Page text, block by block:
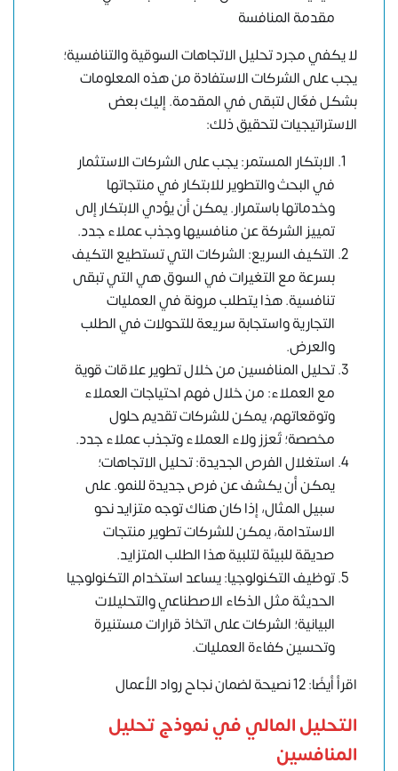
مقدمة المنافسة
لا يكفي مجرد تحليل الاتجاهات السوقية والتنافسية؛
يجب على الشركات الاستفادة من هذه المعلومات
بشكل فعّال لتبقى في المقدمة. إليك بعض
الاستراتيجيات لتحقيق ذلك:
الابتكار المستمر: يجب على الشركات الاستثمار
في البحث والتطوير للابتكار في منتجاتها
وخدماتها باستمرار. يمكن أن يؤدي الابتكار إلى
تمييز الشركة عن منافسيها وجذب عملاء جدد.
التكيف السريع: الشركات التي تستطيع التكيف
بسرعة مع التغيرات في السوق هي التي تبقى
تنافسية. هذا يتطلب مرونة في العمليات
التجارية واستجابة سريعة للتحولات في الطلب
والعرض.
تحليل المنافسين من خلال تطوير علاقات قوية
مع العملاء: من خلال فهم احتياجات العملاء
وتوقعاتهم، يمكن للشركات تقديم حلول
مخصصة؛ تٌعزز ولاء العملاء وتجذب عملاء جدد.
استغلال الفرص الجديدة: تحليل الاتجاهات؛
يمكن أن يكشف عن فرص جديدة للنمو. على
سبيل المثال، إذا كان هناك توجه متزايد نحو
الاستدامة، يمكن للشركات تطوير منتجات
صديقة للبيئة لتلبية هذا الطلب المتزايد.
توظيف التكنولوجيا: يساعد استخدام التكنولوجيا
الحديثة مثل الذكاء الاصطناعي والتحليلات
البيانية؛ الشركات على اتخاذ قرارات مستنيرة
وتحسين كفاءة العمليات.
اقرأ أيضًا: 12 نصيحة لضمان نجاح رواد الأعمال
التحليل المالي في نموذج تحليل
المنافسين